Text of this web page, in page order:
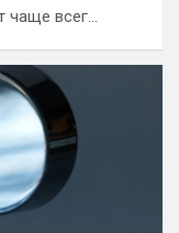
чаще всег…